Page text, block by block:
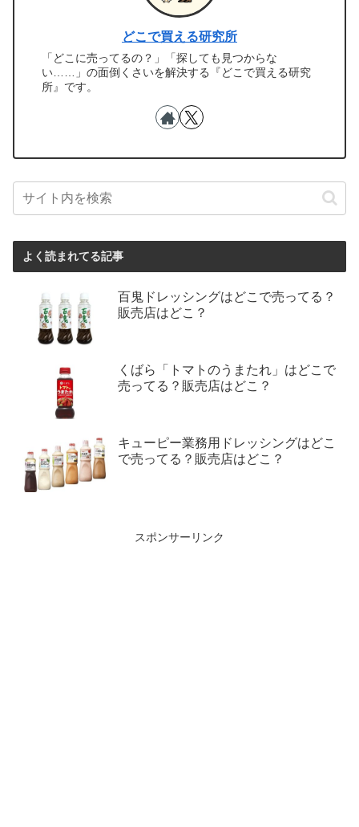
どこで買える研究所
「どこに売ってるの？」「探しても見つからな
い……」の面倒くさいを解決する『どこで買える研究
所』です。
よく読まれてる記事
百鬼ドレッシングはどこで売ってる？
販売店はどこ？
くばら「トマトのうまたれ」はどこで
売ってる？販売店はどこ？
キューピー業務用ドレッシングはどこ
で売ってる？販売店はどこ？
スポンサーリンク